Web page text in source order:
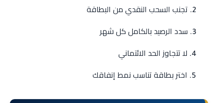
تجنب السحب النقدي من البطاقة
سدد الرصيد بالكامل كل شهر
لا تتجاوز الحد الائتماني
اختر بطاقة تناسب نمط إنفاقك